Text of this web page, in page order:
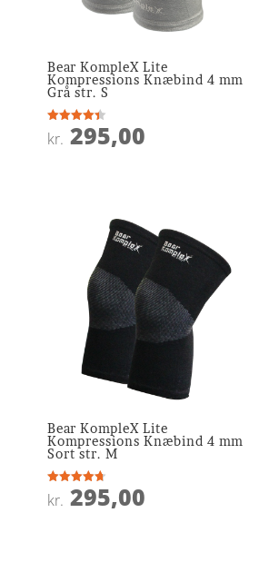
Bear KompleX Lite
Kompressions Knæbind 4 mm
Grå str. S
Vurderet
4.4
kr. 295,00
Bear KompleX Lite
Kompressions Knæbind 4 mm
Sort str. M
Vurderet
4.7
kr. 295,00